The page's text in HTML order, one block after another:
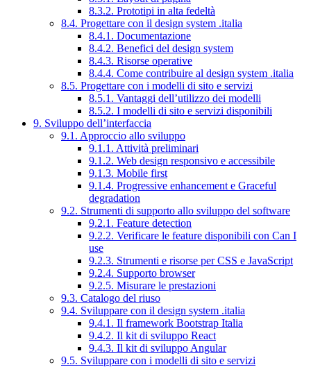
8.3.2. Prototipi in alta fedeltà
8.4. Progettare con il design system .italia
8.4.1. Documentazione
8.4.2. Benefici del design system
8.4.3. Risorse operative
8.4.4. Come contribuire al design system .italia
8.5. Progettare con i modelli di sito e servizi
8.5.1. Vantaggi dell’utilizzo dei modelli
8.5.2. I modelli di sito e servizi disponibili
9. Sviluppo dell’interfaccia
9.1. Approccio allo sviluppo
9.1.1. Attività preliminari
9.1.2. Web design responsivo e accessibile
9.1.3. Mobile first
9.1.4. Progressive enhancement e Graceful
degradation
9.2. Strumenti di supporto allo sviluppo del software
9.2.1. Feature detection
9.2.2. Verificare le feature disponibili con Can I
use
9.2.3. Strumenti e risorse per CSS e JavaScript
9.2.4. Supporto browser
9.2.5. Misurare le prestazioni
9.3. Catalogo del riuso
9.4. Sviluppare con il design system .italia
9.4.1. Il framework Bootstrap Italia
9.4.2. Il kit di sviluppo React
9.4.3. Il kit di sviluppo Angular
9.5. Sviluppare con i modelli di sito e servizi